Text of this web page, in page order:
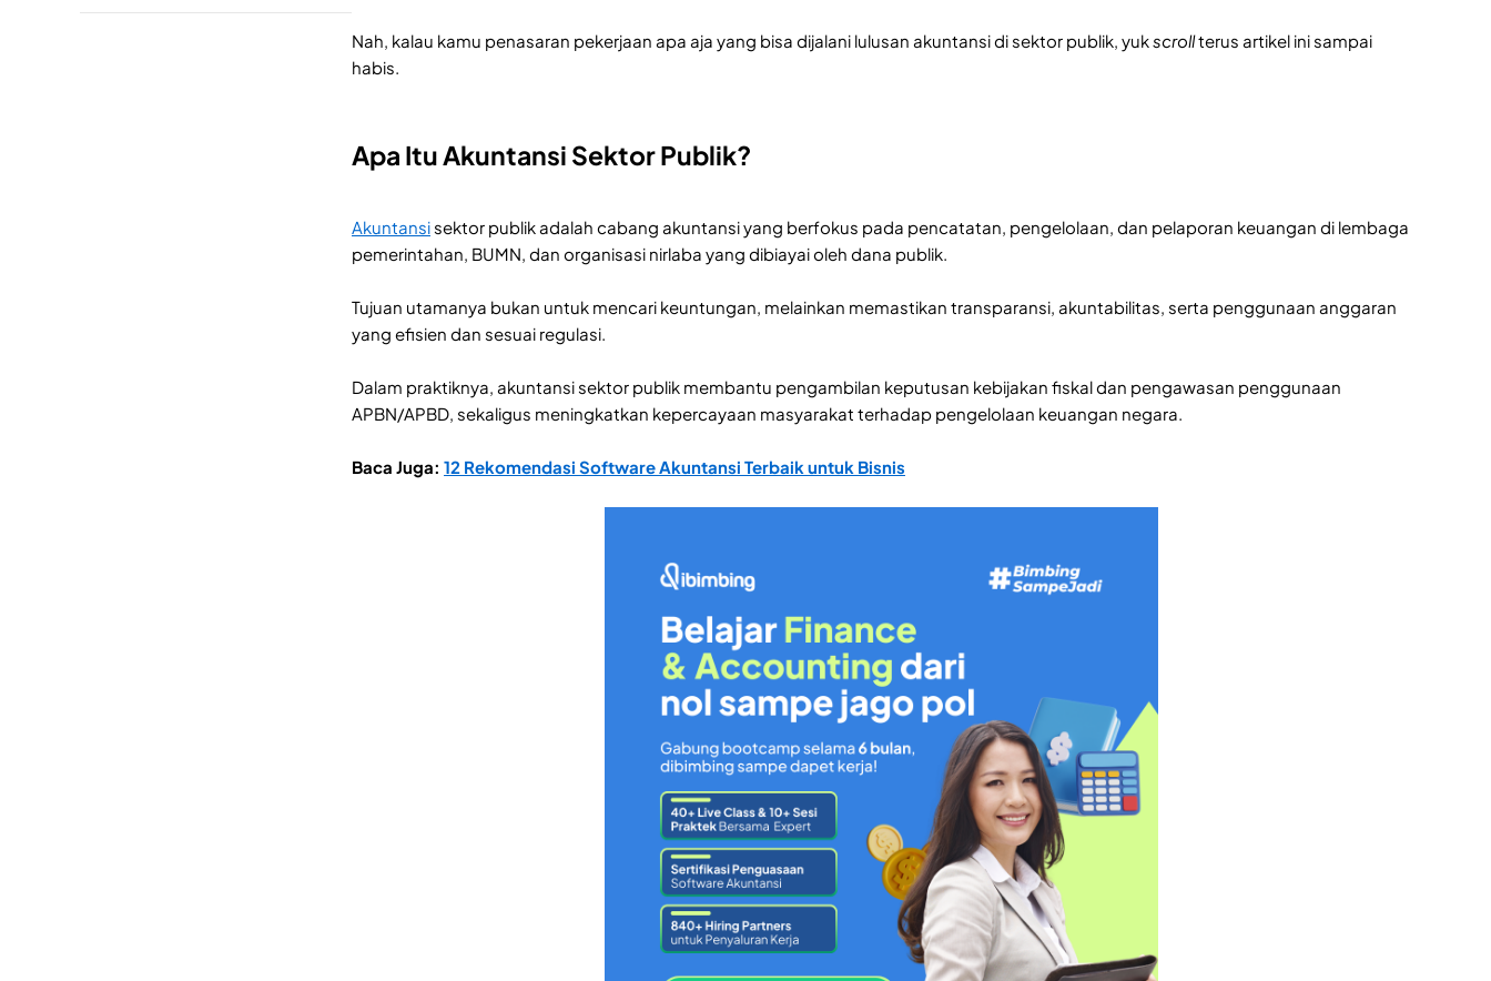
Nah, kalau kamu penasaran pekerjaan apa aja yang bisa dijalani lulusan akuntansi di sektor publik, yukscrollterus artikel ini sampai
habis.
Apa Itu Akuntansi Sektor Publik?
Akuntansisektor publik adalah cabang akuntansi yang berfokus pada pencatatan, pengelolaan, dan pelaporan keuangan di lembaga
pemerintahan, BUMN, dan organisasi nirlaba yang dibiayai oleh dana publik.
Tujuan utamanya bukan untuk mencari keuntungan, melainkan memastikan transparansi, akuntabilitas, serta penggunaan anggaran
yang efisien dan sesuai regulasi.
Dalam praktiknya, akuntansi sektor publik membantu pengambilan keputusan kebijakan fiskal dan pengawasan penggunaan
APBN/APBD, sekaligus meningkatkan kepercayaan masyarakat terhadap pengelolaan keuangan negara.
Baca Juga: 12 Rekomendasi Software Akuntansi Terbaik untuk Bisnis